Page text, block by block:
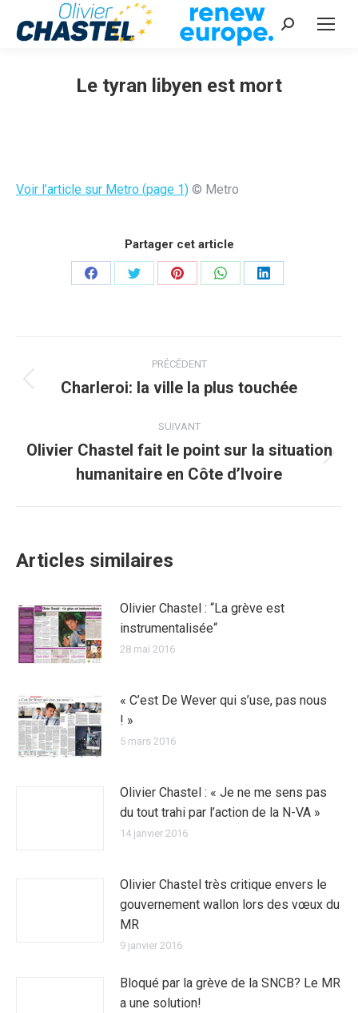
Recherche
Le tyran libyen est mort
Voir l’article sur Metro (page 1) © Metro
Partager cet article
PartagerPartagerPartagerPartagerPartager
article
PRÉCÉDENT
Article
:
Charleroi: la ville la plus touchée
SUIVANT
Article
suivant
Olivier Chastel fait le point sur la situation
humanitaire en Côte d’Ivoire
Articles similaires
Olivier Chastel : “La grève est
instrumentalisée“
28 mai 2016
« C’est De Wever qui s’use, pas nous
! »
5 mars 2016
Olivier Chastel : « Je ne me sens pas
du tout trahi par l’action de la N-VA »
14 janvier 2016
Olivier Chastel très critique envers le
gouvernement wallon lors des vœux du
MR
9 janvier 2016
Bloqué par la grève de la SNCB? Le MR
a une solution!